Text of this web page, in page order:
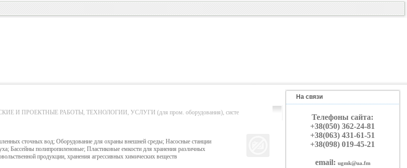
И ПРОЕКТНЫЕ РАБОТЫ, ТЕХНОЛОГИИ, УСЛУГИ (для пром. оборудования), систе
сточных вод; Оборудование для охраны внешней среды; Насосные станции
Бассейны полипропиленовые; Пластиковые емкости для хранения различных
продукции, хранения агрессивных химических веществ
На связи
Телефоны сайта:
+38(050) 362-24-81
+38(063) 431-61-51
+38(098) 019-45-21
email: ugmk@ua.fm